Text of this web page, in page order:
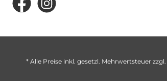
* Alle Preise inkl. gesetzl. Mehrwertsteuer zzgl.